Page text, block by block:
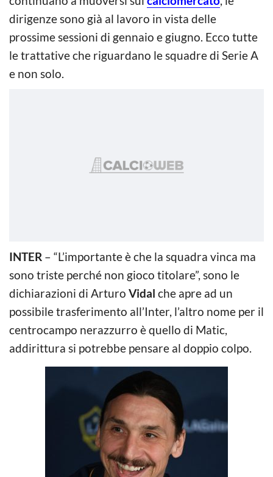
dirigenze sono già al lavoro in vista delle
prossime sessioni di gennaio e giugno. Ecco tutte
le trattative che riguardano le squadre di Serie A
e non solo.
INTER – “L’importante è che la squadra vinca ma
sono triste perché non gioco titolare”, sono le
dichiarazioni di Arturo Vidal che apre ad un
possibile trasferimento all’Inter, l’altro nome per il
centrocampo nerazzurro è quello di Matic,
addirittura si potrebbe pensare al doppio colpo.